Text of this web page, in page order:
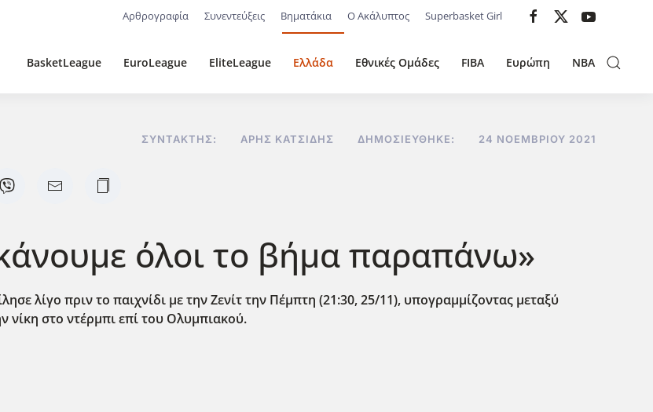
Αρθρογραφία Συνεντεύξεις Βηματάκια Ο Ακάλυπτος Superbasket Girl
BasketLeague EuroLeague EliteLeague Ελλάδα Εθνικές Ομάδες FIBA Ευρώπη NBA
ΣΥΝΤΆΚΤΗΣ: ΆΡΗΣ ΚΑΤΣΊΔΗΣ ΔΗΜΟΣΙΕΎΘΗΚΕ: 24 ΝΟΕΜΒΡΊΟΥ 2021
όλοι το βήμα παραπάνω»
λίγο πριν το παιχνίδι με την Ζενίτ την Πέμπτη (21:30, 25/11), υπογραμμίζοντας μεταξύ
νίκη στο ντέρμπι επί του Ολυμπιακού.